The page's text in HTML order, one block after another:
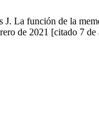
La función de la
de 2021 [citado 7